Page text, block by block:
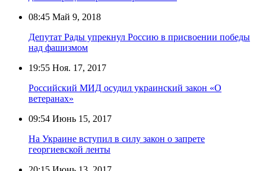
08:45 Май 9, 2018
Депутат Рады упрекнул Россию в присвоении победы
над фашизмом
19:55 Ноя. 17, 2017
Российский МИД осудил украинский закон «О
ветеранах»
09:54 Июнь 15, 2017
На Украине вступил в силу закон о запрете
георгиевской ленты